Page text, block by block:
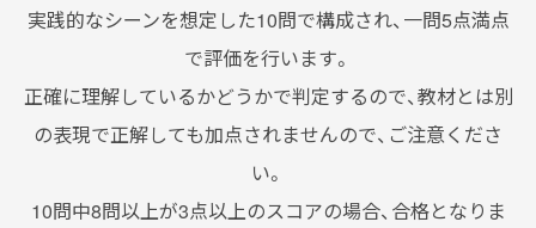
実践的なシーンを想定した10問で構成され、一問5点満点
で評価を行います。
正確に理解しているかどうかで判定するので、教材とは別
の表現で正解しても加点されませんので、ご注意くださ
い。
10問中8問以上が3点以上のスコアの場合、合格となりま